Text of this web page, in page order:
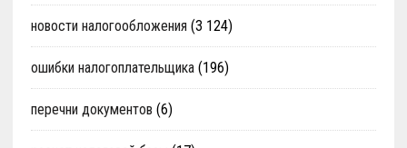
новости налогообложения (3 124)
ошибки налогоплательщика(196)
перечни документов (6)